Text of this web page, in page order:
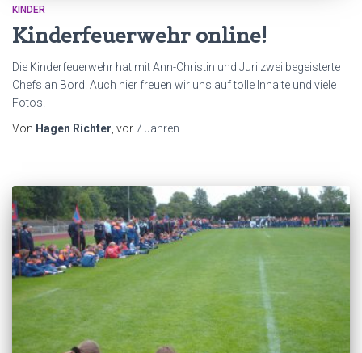
KINDER
Kinderfeuerwehr online!
Die Kinderfeuerwehr hat mit Ann-Christin und Juri zwei begeisterte
Chefs an Bord. Auch hier freuen wir uns auf tolle Inhalte und viele
Fotos!
Von Hagen Richter , vor7 Jahren